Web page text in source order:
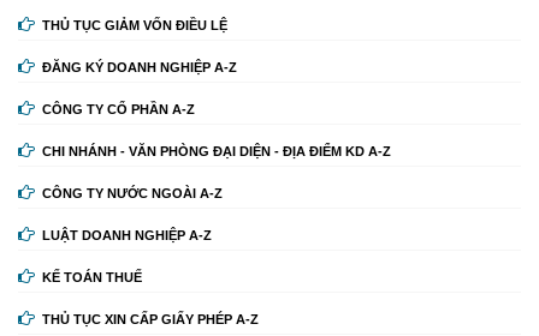
THỦ TỤC GIẢM VỐN ĐIỀU LỆ
ĐĂNG KÝ DOANH NGHIỆP A-Z
CÔNG TY CỔ PHẦN A-Z
CHI NHÁNH - VĂN PHÒNG ĐẠI DIỆN - ĐỊA ĐIỂM KD A-Z
CÔNG TY NƯỚC NGOÀI A-Z
LUẬT DOANH NGHIỆP A-Z
KẾ TOÁN THUẾ
THỦ TỤC XIN CẤP GIẤY PHÉP A-Z